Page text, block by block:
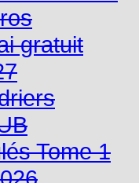
gratuit
Tome 1